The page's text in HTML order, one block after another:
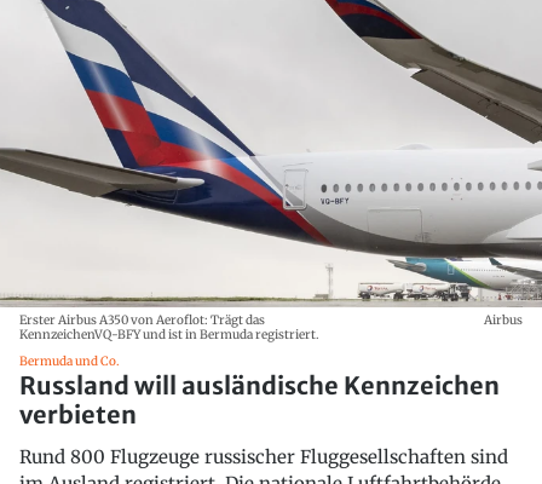
Erster Airbus A350 von Aeroflot: Trägt das
KennzeichenVQ-BFY und ist in Bermuda registriert.
Airbus
Bermuda und Co.
Russland will ausländische Kennzeichen
verbieten
Rund 800 Flugzeuge russischer Fluggesellschaften sind